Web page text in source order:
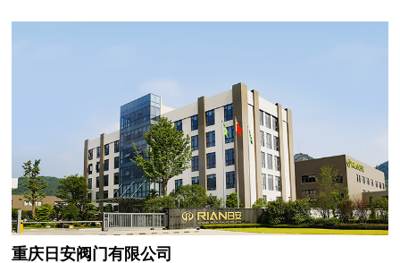
重庆日安阀门有限公司